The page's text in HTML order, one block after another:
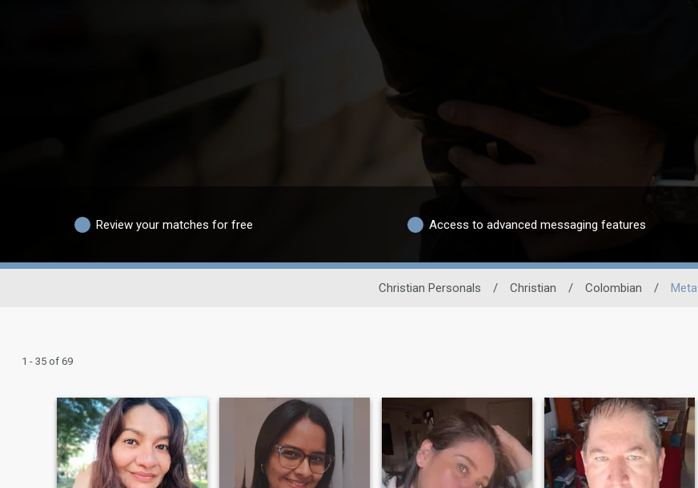
Review your matches for free Access to advanced messaging features
Christian Personals / Christian / Colombian / Meta
1 - 35 of 69